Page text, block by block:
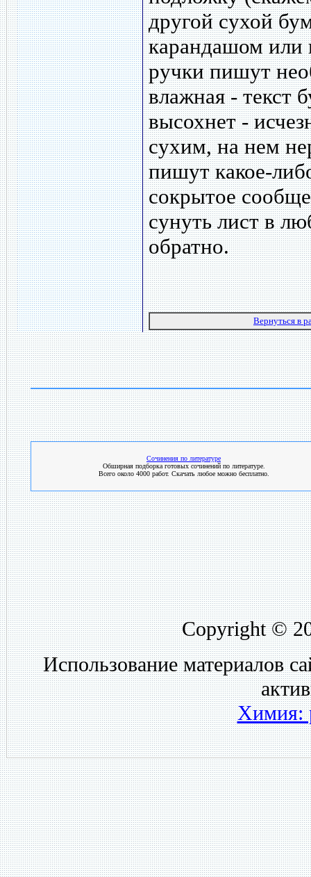
другой сухой
карандашом или
ручки пишут
влажная - текст
высохнет -
сухим, на нем
пишут какое-
сокрытое
сунуть лист в
обратно.
Вернуться в
Сочинения по литературе
Обширная подборка готовых сочинений по литературе.
Всего около 4000 работ. Скачать любое можно бесплатно.
Copyright ©
Использование материалов
Химия: